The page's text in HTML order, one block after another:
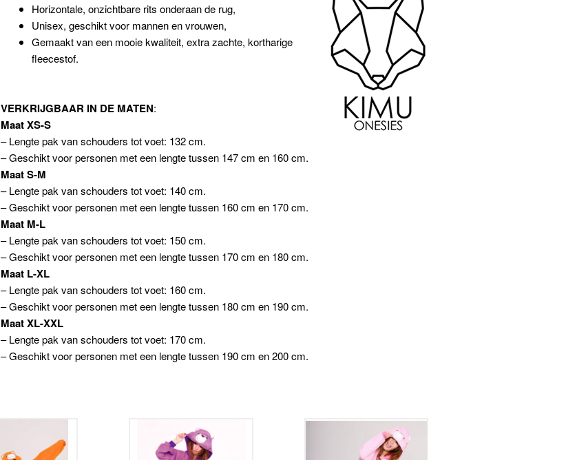
Horizontale, onzichtbare rits onderaan de rug,
Unisex, geschikt voor mannen en vrouwen,
Gemaakt van een mooie kwaliteit, extra zachte, kortharige
fleecestof.
VERKRIJGBAAR IN DE MATEN:
Maat XS-S
– Lengte pak van schouders tot voet: 132 cm.
– Geschikt voor personen met een lengte tussen 147 cm en 160 cm.
Maat S-M
– Lengte pak van schouders tot voet: 140 cm.
– Geschikt voor personen met een lengte tussen 160 cm en 170 cm.
Maat M-L
– Lengte pak van schouders tot voet: 150 cm.
– Geschikt voor personen met een lengte tussen 170 cm en 180 cm.
Maat L-XL
– Lengte pak van schouders tot voet: 160 cm.
– Geschikt voor personen met een lengte tussen 180 cm en 190 cm.
Maat XL-XXL
– Lengte pak van schouders tot voet: 170 cm.
– Geschikt voor personen met een lengte tussen 190 cm en 200 cm.